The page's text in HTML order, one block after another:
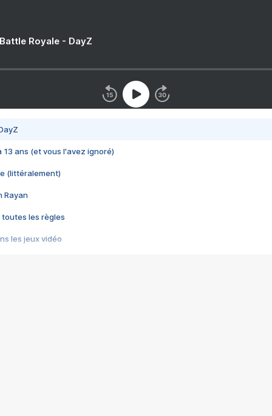
Royale - DayZ
13 ans (et vous l'avez ignoré)
(littéralement)
Rayan
toutes les règles
les jeux vidéo